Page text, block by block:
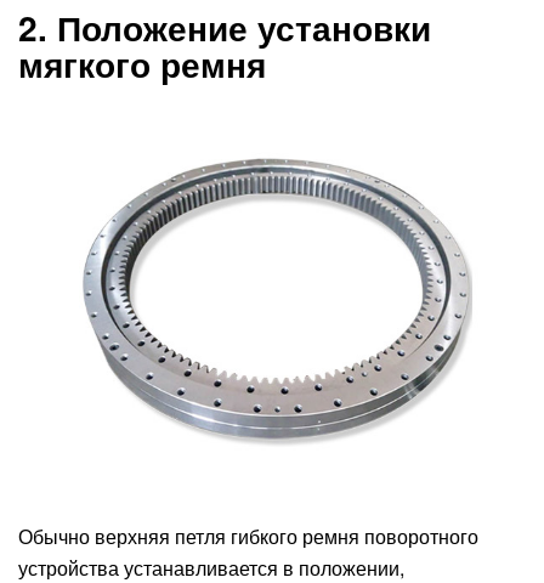
2. Положение установки
мягкого ремня
Обычно верхняя петля гибкого ремня поворотного
устройства устанавливается в положении,